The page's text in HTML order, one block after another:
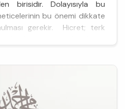
birisidir. Dolayısıyla bu
bu önemi dikkate
gerekir. Hicret; terk